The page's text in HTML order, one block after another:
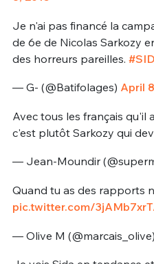
Je n'ai pas financé la
de 6e de Nicolas Sarkozy
des horreurs pareilles.
— G- (@Batifolages) April
Avec tous les français qu'il
c'est plutôt Sarkozy qui
— Jean-Moundir
Quand tu as des rapports
pic.twitter.com/
— Olive M (@marcais_olive)